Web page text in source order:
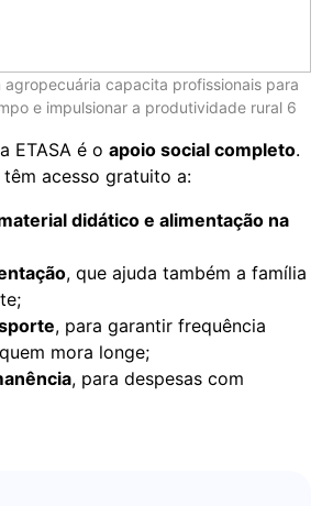
agropecuária capacita profissionais para
e impulsionar a produtividade rural 6
ETASA é o apoio social completo.
acesso gratuito a:
didático e alimentação na
, que ajuda também a família
, para garantir frequência
mora longe;
, para despesas com